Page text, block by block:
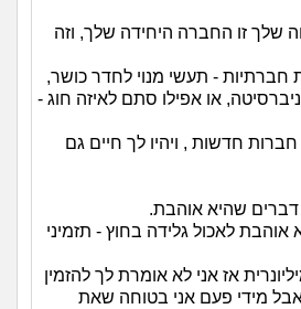
זו החברה היחידה שלך, וזה
חברתיות - תעשי מנוי לחדר כושר,
או אפילו סתם לאיזה חוג -
חברות חדשות , ויהיו לך חיים גם
שהיא אוהבת.
אוהבת לאכול גלידה בחוץ - תזמיני
אז אני לא אומרת לך להזמין
אבל מידי פעם אני בטוחה שאת